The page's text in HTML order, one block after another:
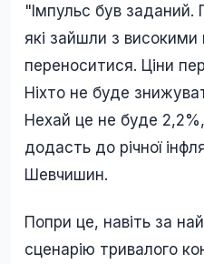
"Імпульс був заданий.
які зайшли з
переноситися. Ціни
Ніхто не буде
Нехай це не буде
додасть до річної
Шевчишин.
Попри це, навіть за
сценарію тривалого